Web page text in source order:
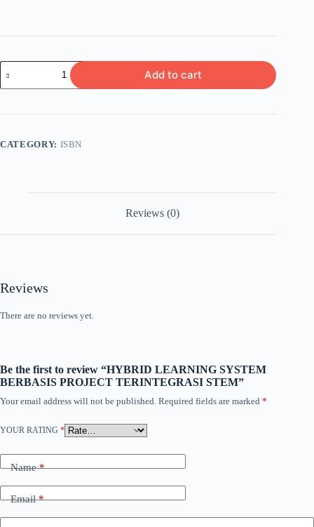
HYBRID
LEARNING
SYSTEM
PROJECT
quantity
Add to cart
CATEGORY: ISBN
Reviews (0)
Reviews
There are no reviews yet.
Be the first to review “HYBRID LEARNING SYSTEM
BERBASIS PROJECT TERINTEGRASI STEM”
Your email address will not be published. Required fields are marked *
YOUR RATING *
Name*
Email*